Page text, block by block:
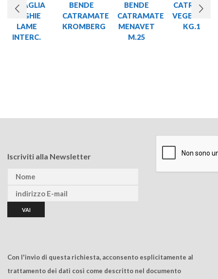
TENAGLIA
UNGHIE
LAME
INTERC.
BENDE
CATRAMATE
KROMBERG
BENDE
CATRAMATE
MENAVET
M.25
CATRAME
VEGETALE
KG.1
Iscriviti alla Newsletter
Con l'invio di questa richiesta, acconsento esplicitamente al
trattamento dei dati così come descritto nel documento